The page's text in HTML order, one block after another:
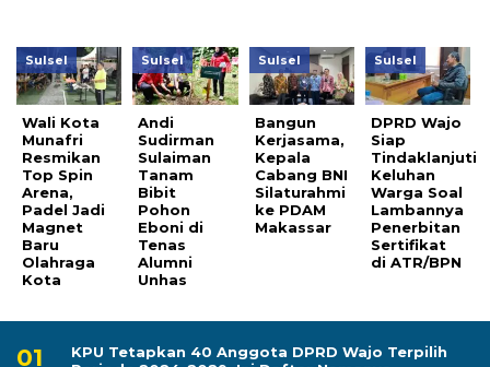
Sulsel
Wali Kota
Munafri
Resmikan
Top Spin
Arena,
Padel Jadi
Magnet
Baru
Olahraga
Kota
Sulsel
Andi
Sudirman
Sulaiman
Tanam
Bibit
Pohon
Eboni di
Tenas
Alumni
Unhas
Sulsel
Bangun
Kerjasama,
Kepala
Cabang BNI
Silaturahmi
ke PDAM
Makassar
Sulsel
DPRD Wajo
Siap
Tindaklanjuti
Keluhan
Warga Soal
Lambannya
Penerbitan
Sertifikat
di ATR/BPN
KPU Tetapkan 40 Anggota DPRD Wajo Terpilih